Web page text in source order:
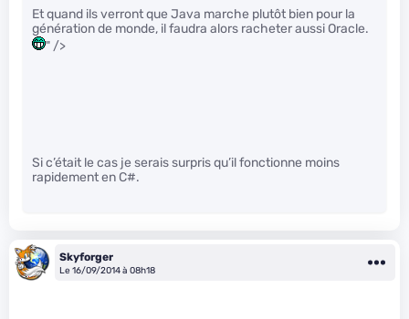
Et quand ils verront que Java marche plutôt bien pour la
génération de monde, il faudra alors racheter aussi Oracle.
" />
Si c’était le cas je serais surpris qu’il fonctionne moins
rapidement en C#.
Skyforger
Le 16/09/2014 à 08h18